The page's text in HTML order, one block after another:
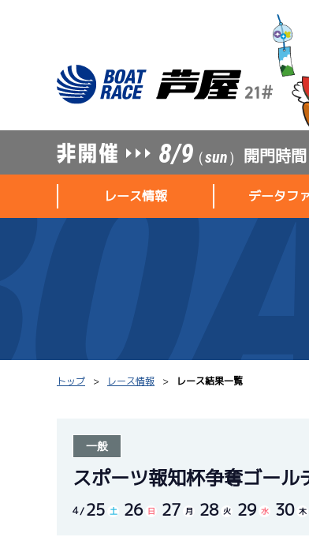
8/9（sun） 開門時間
レース情報
シリーズインデックス
レース結果一覧
データフ
モーター
ボートデー
トップ レース情報 レース結果一覧
一般
スポーツ報知杯争奪ゴール
4 25 土 26 日 27 月 28 火 29 水 30 木